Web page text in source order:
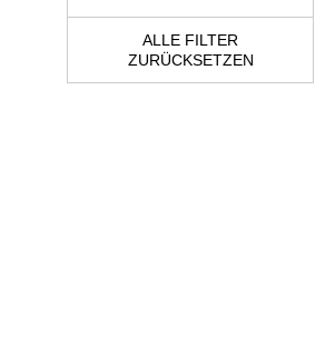
ALLE FILTER
ZURÜCKSETZEN